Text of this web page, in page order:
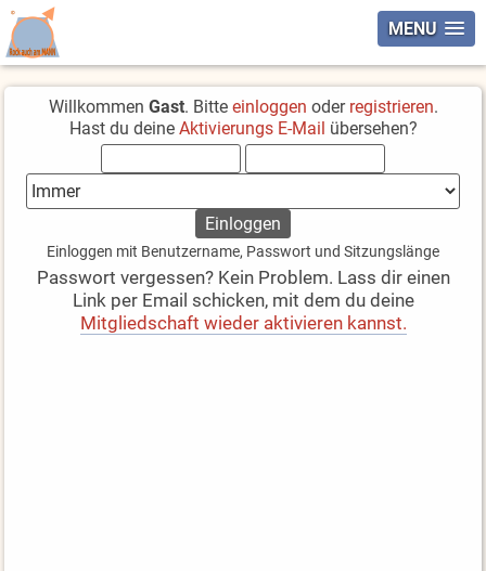
MENU
Willkommen Gast. Bitte einloggen oder registrieren.
Hast du deine Aktivierungs E-Mail übersehen?
Einloggen mit Benutzername, Passwort und Sitzungslänge
Passwort vergessen? Kein Problem. Lass dir einen
Link per Email schicken, mit dem du deine
Mitgliedschaft wieder aktivieren kannst.